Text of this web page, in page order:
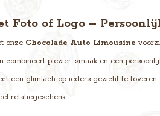
Foto of Logo –
onze Chocolade Auto Limousine
plezier, smaak en een
een glimlach op ieders gezicht te
relatiegeschenk.